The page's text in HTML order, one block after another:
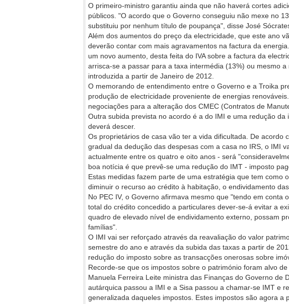
O primeiro-ministro garantiu ainda que não haverá cortes
públicos. "O acordo que o Governo conseguiu não mexe no
substituiu por nenhum título de poupança", disse José
Além dos aumentos do preço da electricidade, que este ano
deverão contar com mais agravamentos na factura da
um novo aumento, desta feita do IVA sobre a factura da
arrisca-se a passar para a taxa intermédia (13%) ou mesmo
introduzida a partir de Janeiro de 2012.
O memorando de entendimento entre o Governo e a Troika
produção de electricidade proveniente de energias
negociações para a alteração dos CMEC (Contratos de
Outra subida prevista no acordo é a do IMI e uma redução
deverá descer.
Os proprietários de casa vão ter a vida dificultada. De acordo
gradual da dedução das despesas com a casa no IRS, o IMI
actualmente entre os quatro e oito anos - será
boa notícia é que prevê-se uma redução do IMT - imposto
Estas medidas fazem parte de uma estratégia que tem como
diminuir o recurso ao crédito à habitação, o endividamento
No PEC IV, o Governo afirmava mesmo que "tendo em conta
total do crédito concedido a particulares dever-se-á evitar a
quadro de elevado nível de endividamento externo, possam
famílias".
O IMI vai ser reforçado através da reavaliação do valor
semestre do ano e através da subida das taxas a partir de
redução do imposto sobre as transacções onerosas sobre
Recorde-se que os impostos sobre o património foram alvo
Manuela Ferreira Leite ministra das Finanças do Governo de
autárquica passou a IMI e a Sisa passou a chamar-se IMT e
generalizada daqueles impostos. Estes impostos são agora a